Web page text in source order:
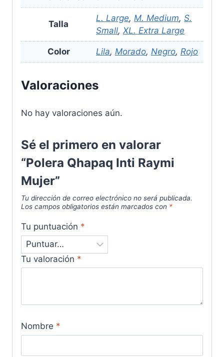
Talla
L. Large, M. Medium, S.
Small, XL. Extra Large
Color Lila, Morado, Negro, Rojo
Valoraciones
No hay valoraciones aún.
Sé el primero en valorar
“Polera Qhapaq Inti Raymi
Mujer”
Tu dirección de correo electrónico no será publicada.
Los campos obligatorios están marcados con *
Tu puntuación *
Tu valoración *
Nombre *